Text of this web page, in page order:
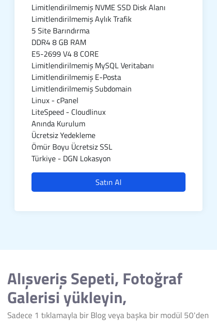
Limitlendirilmemiş NVME SSD Disk Alanı
Limitlendirilmemiş Aylık Trafik
5 Site Barındırma
DDR4 8 GB RAM
E5-2699 V4 8 CORE
Limitlendirilmemiş MySQL Veritabanı
Limitlendirilmemiş E-Posta
Limitlendirilmemiş Subdomain
Linux - cPanel
LiteSpeed - Cloudlinux
Anında Kurulum
Ücretsiz Yedekleme
Ömür Boyu Ücretsiz SSL
Türkiye - DGN Lokasyon
Satın Al
Alışveriş Sepeti, Fotoğraf
Galerisi yükleyin,
Sadece 1 tıklamayla bir Blog veya başka bir modül 50'den